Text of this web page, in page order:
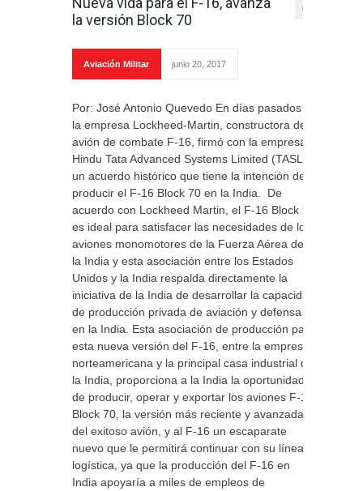
la versión Block 70
0
Aviación Militar junio 20, 2017
Por: José Antonio Quevedo En días pasados
la empresa Lockheed-Martin, constructora del
avión de combate F-16, firmó con la empresa
Hindu Tata Advanced Systems Limited (TASL)
un acuerdo histórico que tiene la intención de
producir el F-16 Block 70 en la India. De
acuerdo con Lockheed Martin, el F-16 Block 70
es ideal para satisfacer las necesidades de los
aviones monomotores de la Fuerza Aérea de
la India y esta asociación entre los Estados
Unidos y la India respalda directamente la
iniciativa de la India de desarrollar la capacidad
de producción privada de aviación y defensa
en la India. Esta asociación de producción para
esta nueva versión del F-16, entre la empresa
norteamericana y la principal casa industrial de
la India, proporciona a la India la oportunidad
de producir, operar y exportar los aviones F-16
Block 70, la versión más reciente y avanzada
del exitoso avión, y al F-16 un escaparate
nuevo que le permitirá continuar con su línea
logística, ya que la producción del F-16 en
India apoyaría a miles de empleos de